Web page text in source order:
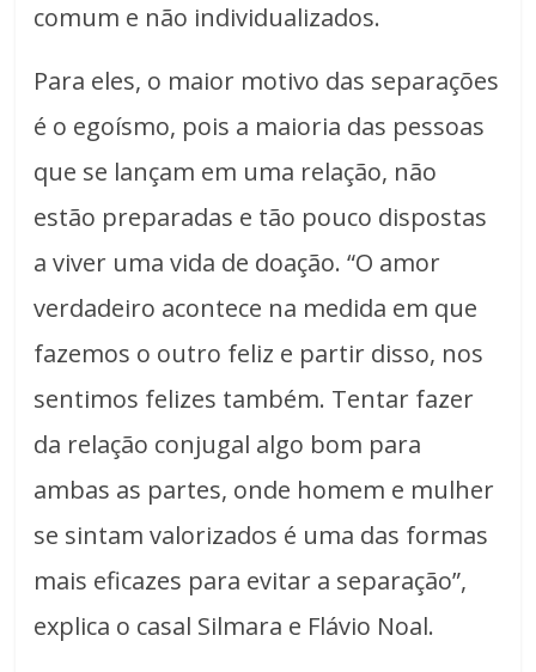
comum e não individualizados.
Para eles, o maior motivo das separações
é o egoísmo, pois a maioria das pessoas
que se lançam em uma relação, não
estão preparadas e tão pouco dispostas
a viver uma vida de doação. “O amor
verdadeiro acontece na medida em que
fazemos o outro feliz e partir disso, nos
sentimos felizes também. Tentar fazer
da relação conjugal algo bom para
ambas as partes, onde homem e mulher
se sintam valorizados é uma das formas
mais eficazes para evitar a separação”,
explica o casal Silmara e Flávio Noal.